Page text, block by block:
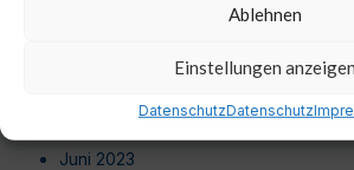
Ablehnen
Einstellungen anzeigen
DatenschutzDatenschutz
September 2023
August 2023
Juni 2023